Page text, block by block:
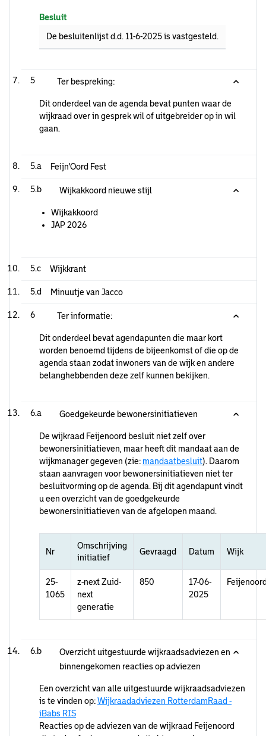
Besluit
De besluitenlijst d.d. 11-6-2025 is vastgesteld.
5 Ter bespreking:
Dit onderdeel van de agenda bevat punten waar de
wijkraad over in gesprek wil of uitgebreider op in wil
gaan.
5.a Feijn'Oord Fest
5.b Wijkakkoord nieuwe stijl
Wijkakkoord
JAP 2026
5.c Wijkkrant
5.d Minuutje van Jacco
6 Ter informatie:
Dit onderdeel bevat agendapunten die maar kort
worden benoemd tijdens de bijeenkomst of die op de
agenda staan zodat inwoners van de wijk en andere
belanghebbenden deze zelf kunnen bekijken.
6.a Goedgekeurde bewonersinitiatieven
De wijkraad Feijenoord besluit niet zelf over
bewonersinitiatieven, maar heeft dit mandaat aan de
wijkmanager gegeven (zie: mandaatbesluit). Daarom
staan aanvragen voor bewonersinitiatieven niet ter
besluitvorming op de agenda. Bij dit agendapunt vindt
u een overzicht van de goedgekeurde
bewonersinitiatieven van de afgelopen maand.
Nr
Omschrijving
initiatief
Gevraagd Datum Wijk
25-
1065
z-next Zuid-
next
generatie
850
17-06-
2025
6.b
Overzicht uitgestuurde wijkraadsadviezen en
binnengekomen reacties op adviezen
Een overzicht van alle uitgestuurde wijkraadsadviezen
is te vinden op:Wijkraadadviezen RotterdamRaad -
iBabs RIS
Reacties op de adviezen van de wijkraad Feijenoord